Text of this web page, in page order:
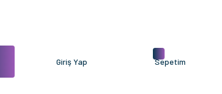
Giriş Yap Sepetim